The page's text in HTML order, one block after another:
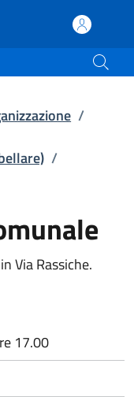
/
/
Via Rassiche.
17.00